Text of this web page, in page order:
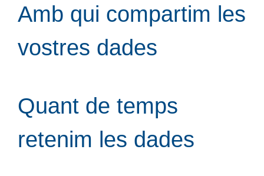
Amb qui compartim les
vostres dades
Quant de temps
retenim les dades